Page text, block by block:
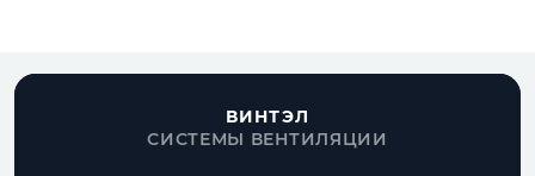
ВИНТЭЛ
СИСТЕМЫ ВЕНТИЛЯЦИИ